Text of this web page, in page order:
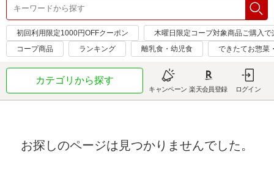
初回利用限定1000円OFFクーポン
木曜日限定コープ対象商品ご購入
コープ商品
ランキング 離乳食・幼児食 できたてお惣菜
カテゴリから探す
キャンペーン 楽天会員登録 ログイン
お探しのページは見つかりませんでした。